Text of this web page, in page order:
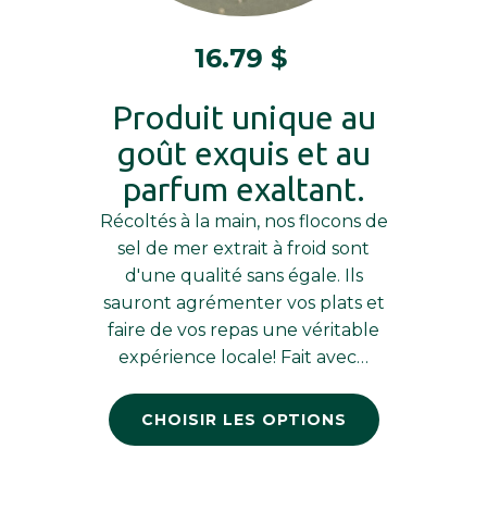
16.79 $
Produit unique au
goût exquis et au
parfum exaltant.
Récoltés à la main, nos flocons de
sel de mer extrait à froid sont
d'une qualité sans égale. Ils
sauront agrémenter vos plats et
faire de vos repas une véritable
expérience locale! Fait avec…
CHOISIR LES OPTIONS